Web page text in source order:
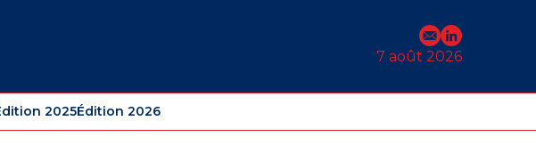
E-mail
Profil
7 août 2026
2025Édition 2026